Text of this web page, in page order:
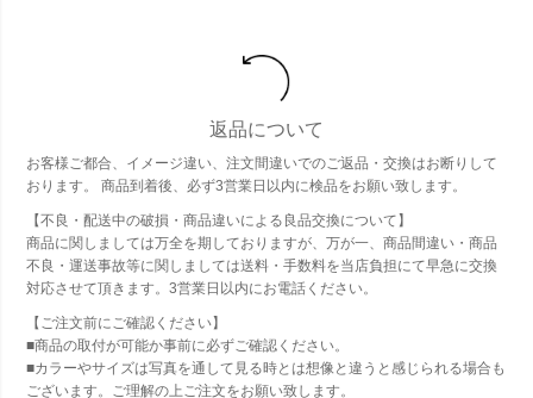
返品について
お客様ご都合、イメージ違い、注文間違いでのご返品・交換はお断りして
おります。 商品到着後、必ず3営業日以内に検品をお願い致します。
【不良・配送中の破損・商品違いによる良品交換について】
商品に関しましては万全を期しておりますが、万が一、商品間違い・商品
不良・運送事故等に関しましては送料・手数料を当店負担にて早急に交換
対応させて頂きます。3営業日以内にお電話ください。
【ご注文前にご確認ください】
■商品の取付が可能か事前に必ずご確認ください。
■カラーやサイズは写真を通して見る時とは想像と違うと感じられる場合も
ございます。ご理解の上ご注文をお願い致します。